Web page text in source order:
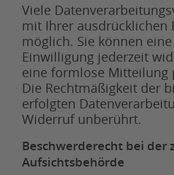
Viele
mit Ihrer ausdrücklichen
möglich. Sie können
Einwilligung jederzeit
eine formlose Mitteilung
Die Rechtmäßigkeit der
erfolgten
Widerruf unberührt.
Beschwerderecht bei der
Aufsichtsbehörde